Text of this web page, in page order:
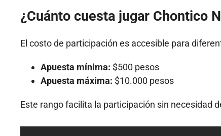
¿Cuánto cuesta jugar Chontico
El costo de participación es accesible para
Apuesta mínima: $500 pesos
Apuesta máxima: $10.000 pesos
Este rango facilita la participación sin necesidad